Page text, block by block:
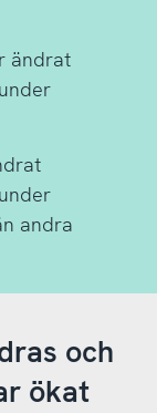
ändrat
andra
och
ökat